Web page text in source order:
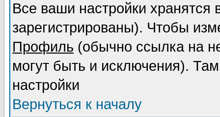
Все ваши настройки
зарегистрированы). Чтобы
Профиль (обычно ссылка на
могут быть и исключения).
настройки
Вернуться к началу